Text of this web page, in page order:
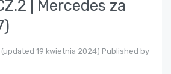
| Mercedes za
(updated 19 kwietnia 2024) Published by